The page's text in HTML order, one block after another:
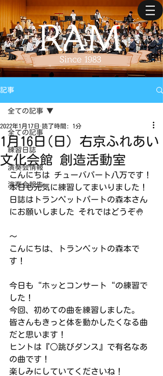
記事
全ての記事
練習日誌
演奏会情報
演奏会報告
全ての記事
1月16日(日) 右京ふれあい
文化会館 創造活動室
2022年1月17日 読了時間: 1分
こんにちは チューバパート八万です！
本日も元気に練習してまいりました！
日誌はトランペットパートの森本さん
にお願いしました それではどうぞ🤚
〜
こんにちは、トランペットの森本で
す！
今日も“ホッとコンサート“の練習で
した！
今回、初めての曲を練習しました。
皆さんもきっと体を動かしたくなる曲
だと思います！
ヒントは『○跳びダンス』で有名なあ
の曲です！
楽しみにしていてくださいね！